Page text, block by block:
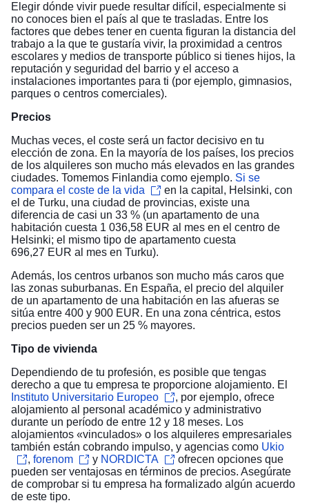
Elegir dónde vivir puede resultar difícil, especialmente si
no conoces bien el país al que te trasladas. Entre los
factores que debes tener en cuenta figuran la distancia del
trabajo a la que te gustaría vivir, la proximidad a centros
escolares y medios de transporte público si tienes hijos, la
reputación y seguridad del barrio y el acceso a
instalaciones importantes para ti (por ejemplo, gimnasios,
parques o centros comerciales).
Precios
Muchas veces, el coste será un factor decisivo en tu
elección de zona. En la mayoría de los países, los precios
de los alquileres son mucho más elevados en las grandes
ciudades. Tomemos Finlandia como ejemplo. Si se
compara el coste de la vida
en la capital, Helsinki, con
el de Turku, una ciudad de provincias, existe una
diferencia de casi un 33 % (un apartamento de una
habitación cuesta 1 036,58 EUR al mes en el centro de
Helsinki; el mismo tipo de apartamento cuesta
696,27 EUR al mes en Turku).
Además, los centros urbanos son mucho más caros que
las zonas suburbanas. En España, el precio del alquiler
de un apartamento de una habitación en las afueras se
sitúa entre 400 y 900 EUR. En una zona céntrica, estos
precios pueden ser un 25 % mayores.
Tipo de vivienda
Dependiendo de tu profesión, es posible que tengas
derecho a que tu empresa te proporcione alojamiento. El
Instituto Universitario Europeo
, por ejemplo, ofrece
alojamiento al personal académico y administrativo
durante un período de entre 12 y 18 meses. Los
alojamientos «vinculados» o los alquileres empresariales
también están cobrando impulso, y agencias como Ukio
, forenom y NORDICTA
ofrecen opciones que
pueden ser ventajosas en términos de precios. Asegúrate
de comprobar si tu empresa ha formalizado algún acuerdo
de este tipo.